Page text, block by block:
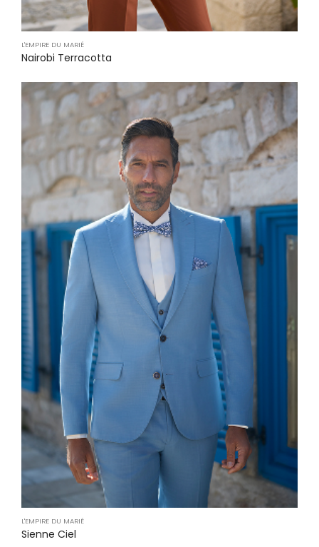
L'EMPIRE DU MARIÉ
Nairobi Terracotta
L'EMPIRE DU MARIÉ
Sienne Ciel